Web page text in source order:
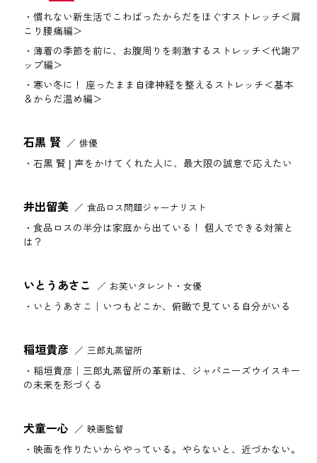
慣れない新生活でこわばったからだをほぐすストレッチ＜肩
こり腰痛編＞
薄着の季節を前に、お腹周りを刺激するストレッチ＜代謝ア
ップ編＞
寒い冬に！ 座ったまま自律神経を整えるストレッチ＜基本
＆からだ温め編＞
石黒 賢
俳優
石黒 賢 | 声をかけてくれた人に、最大限の誠意で応えたい
井出留美
食品ロス問題ジャーナリスト
食品ロスの半分は家庭から出ている！ 個人でできる対策と
は？
いとうあさこ
お笑いタレント・女優
いとうあさこ｜いつもどこか、俯瞰で見ている自分がいる
稲垣貴彦
三郎丸蒸留所
稲垣貴彦｜三郎丸蒸留所の革新は、ジャパニーズウイスキー
の未来を形づくる
犬童一心
映画監督
映画を作りたいからやっている。やらないと、近づかない。